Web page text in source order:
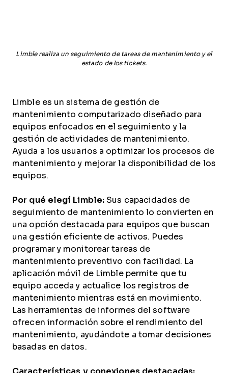
Limble realiza un seguimiento de tareas de mantenimiento y el
estado de los tickets.
Limble es un sistema de gestión de
mantenimiento computarizado diseñado para
equipos enfocados en el seguimiento y la
gestión de actividades de mantenimiento.
Ayuda a los usuarios a optimizar los procesos de
mantenimiento y mejorar la disponibilidad de los
equipos.
Por qué elegí Limble: Sus capacidades de
seguimiento de mantenimiento lo convierten en
una opción destacada para equipos que buscan
una gestión eficiente de activos. Puedes
programar y monitorear tareas de
mantenimiento preventivo con facilidad. La
aplicación móvil de Limble permite que tu
equipo acceda y actualice los registros de
mantenimiento mientras está en movimiento.
Las herramientas de informes del software
ofrecen información sobre el rendimiento del
mantenimiento, ayudándote a tomar decisiones
basadas en datos.
Características y conexiones destacadas: